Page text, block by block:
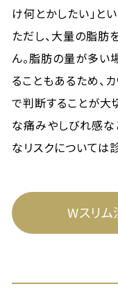
け何とかしたい」と
ただし、大量の脂肪
ん。脂肪の量が多い
ることもあるため、
で判断することが大
な痛みやしびれ感な
なリスクについては
Wスリム